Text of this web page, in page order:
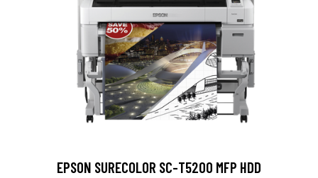
EPSON SURECOLOR SC-T5200 MFP HDD